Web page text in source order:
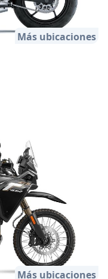
Más ubicaciones
Más ubicaciones